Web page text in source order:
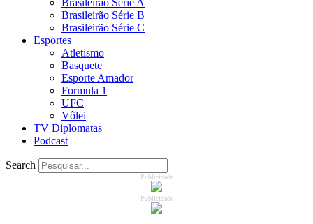
Brasileirão Série A
Brasileirão Série B
Brasileirão Série C
Esportes
Atletismo
Basquete
Esporte Amador
Formula 1
UFC
Vôlei
TV Diplomatas
Podcast
Search
Publicidade
Publicidade